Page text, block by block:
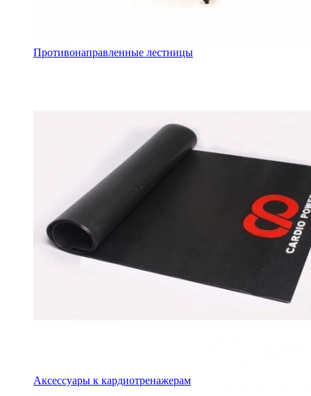
Противонаправленные лестницы
Аксессуары к кардиотренажерам